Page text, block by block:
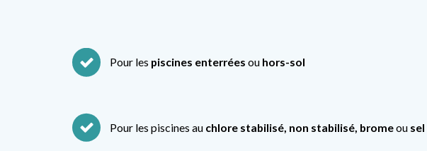
Pour les piscines enterrées ou hors-sol
Pour les piscines au chlore stabilisé, non stabilisé, bromeou sel